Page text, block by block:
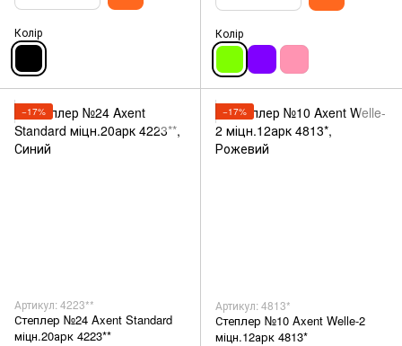
Колір Колір
−17%
Артикул: 4223**
Степлер №24 Axent Standard
міцн.20арк 4223**
−17%
Артикул: 4813*
Степлер №10 Axent Welle-2
міцн.12арк 4813*